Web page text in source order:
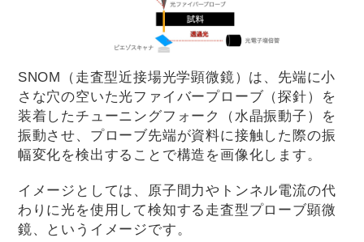
SNOM（走査型近接場光学顕微鏡）は、先端に小
さな穴の空いた光ファイバープローブ（探針）を
装着したチューニングフォーク（水晶振動子）を
振動させ、プローブ先端が資料に接触した際の振
幅変化を検出することで構造を画像化します。
イメージとしては、原子間力やトンネル電流の代
わりに光を使用して検知する走査型プローブ顕微
鏡、というイメージです。